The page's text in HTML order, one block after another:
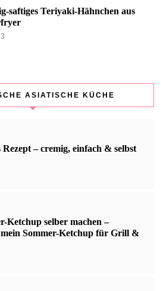
saftiges Teriyaki-Hähnchen aus
ASIATISCHE KÜCHE
Rezept – cremig, einfach & selbst
Ketchup selber machen –
Sommer-Ketchup für Grill &